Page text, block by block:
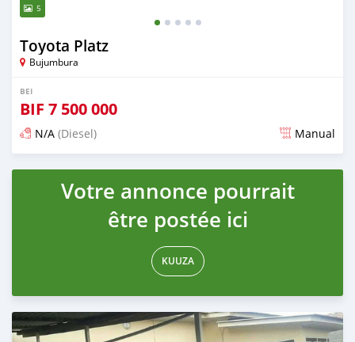
5
Toyota Platz
Bujumbura
BEI
BIF 7 500 000
N/A (Diesel) Manual
Ilitangazwa karibia miaka 6 iliopita
Votre annonce pourrait
être postée ici
KUUZA